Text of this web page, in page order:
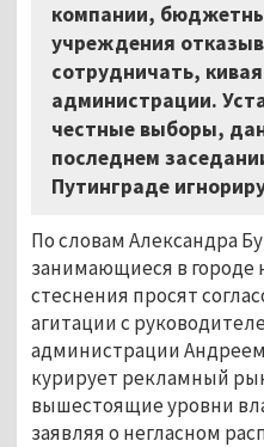
компании,
учреждения
сотрудничать,
администрации.
честные выборы,
последнем
Путинграде
По словам Александра
занимающиеся в городе
стеснения просят
агитации с
администрации
курирует рекламный
вышестоящие уровни
заявляя о негласном